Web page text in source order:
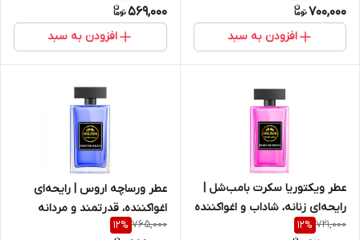
700,000
افزودن به سبد
569,000
افزودن به سبد
عطر ویکتوریا سکرت بامب‌شل |
رایحه‌ای زنانه، شاداب و اغواکننده
721,000
12%
عطر ورساچه اروس | رایحه‌ای
اغواکننده، قدرتمند و مردانه
765,000
12%